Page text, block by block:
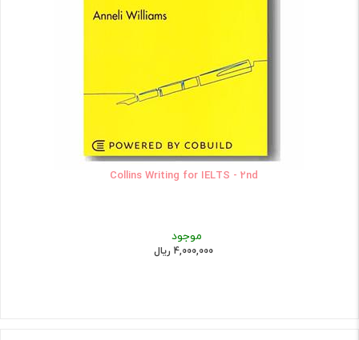
Collins Writing for IELTS - 2nd
موجود
4,000,000 ریال